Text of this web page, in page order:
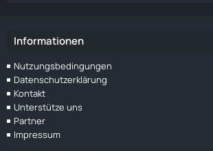
Informationen
Nutzungsbedingungen
Datenschutzerklärung
Kontakt
Unterstütze uns
Partner
Impressum